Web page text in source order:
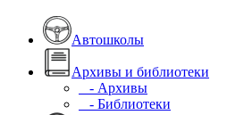
Автошколы
Архивы и библиотеки
- Архивы
- Библиотеки